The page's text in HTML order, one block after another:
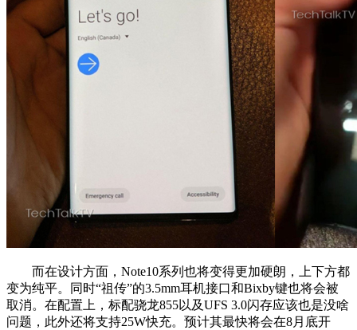
而在设计方面，Note10系列也将变得更加硬朗，上下方都
变为纯平。同时“祖传”的3.5mm耳机接口和Bixby键也将会被
取消。在配置上，标配骁龙855以及UFS 3.0闪存应该也是没啥
问题，此外还将支持25W快充。预计其最快将会在8月底开